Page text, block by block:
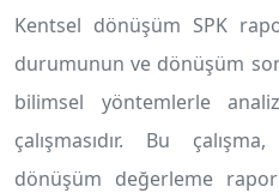
Kentsel dönüşüm SPK
durumunun ve dönüşüm
bilimsel yöntemlerle
çalışmasıdır. Bu
dönüşüm değerleme